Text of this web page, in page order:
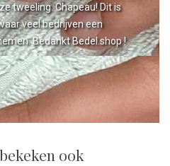
tweeling. Chapeau! Dit is
veel bedrijven een
Bedankt Bedel.shop !
ook